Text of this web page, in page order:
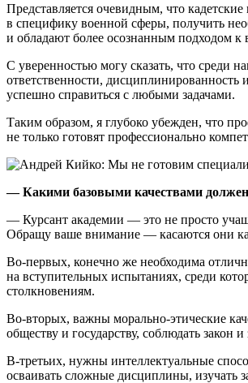
Представляется очевидным, что
в специфику военной сферы, получить
и обладают более осознанным подходом
С уверенностью могу сказать, что среди
ответственности, дисциплинированность
успешно справиться с любыми задачами.
Таким образом, я глубоко убежден, что
не только готовят профессионально
— Какими базовыми качествами должен
— Курсант академии — это не просто
Обращу ваше внимание — касаются они
Во-первых, конечно же необходима
на вступительных испытаниях, среди
столкновениям.
Во-вторых, важны морально-этические
обществу и государству, соблюдать
В-третьих, нужны интеллектуальные
осваивать сложные дисциплины, изучать